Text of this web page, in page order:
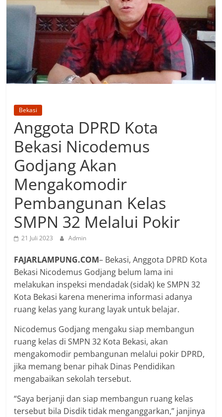
Bekasi
Anggota DPRD Kota
Bekasi Nicodemus
Godjang Akan
Mengakomodir
Pembangunan Kelas
SMPN 32 Melalui Pokir
21 Juli 2023 Admin
FAJARLAMPUNG.COM– Bekasi, Anggota DPRD Kota
Bekasi Nicodemus Godjang belum lama ini
melakukan inspeksi mendadak (sidak) ke SMPN 32
Kota Bekasi karena menerima informasi adanya
ruang kelas yang kurang layak untuk belajar.
Nicodemus Godjang mengaku siap membangun
ruang kelas di SMPN 32 Kota Bekasi, akan
mengakomodir pembangunan melalui pokir DPRD,
jika memang benar pihak Dinas Pendidikan
mengabaikan sekolah tersebut.
“Saya berjanji dan siap membangun ruang kelas
tersebut bila Disdik tidak menganggarkan,” janjinya